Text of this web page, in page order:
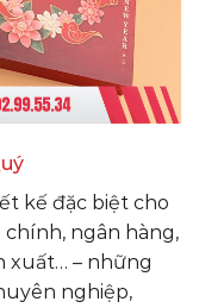
kế đặc biệt cho
ngân hàng,
xuất… – những
nghiệp,